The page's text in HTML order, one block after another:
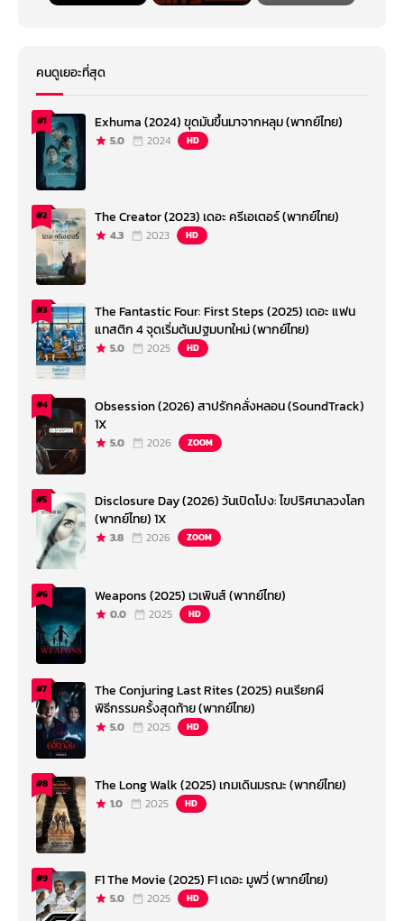
คนดูเยอะที่สุด
#1 Exhuma (2024) ขุดมันขึ้นมาจากหลุม (พากย์ไทย)
5.0 2024 HD
#2 The Creator (2023) เดอะ ครีเอเตอร์ (พากย์ไทย)
4.3 2023 HD
#3
The Fantastic Four: First Steps (2025) เดอะ แฟน
แทสติก 4 จุดเริ่มต้นปฐมบทใหม่ (พากย์ไทย)
5.0 2025 HD
#4
Obsession (2026) สาปรักคลั่งหลอน (SoundTrack)
1X
5.0 2026 ZOOM
#5
Disclosure Day (2026) วันเปิดโปง: ไขปริศนาลวงโลก
(พากย์ไทย) 1X
3.8 2026 ZOOM
#6 Weapons (2025) เวเพินส์ (พากย์ไทย)
0.0 2025 HD
#7
The Conjuring Last Rites (2025) คนเรียกผี
พิธีกรรมครั้งสุดท้าย (พากย์ไทย)
5.0 2025 HD
#8 The Long Walk (2025) เกมเดินมรณะ (พากย์ไทย)
1.0 2025 HD
#9 F1 The Movie (2025) F1 เดอะ มูฟวี่ (พากย์ไทย)
5.0 2025 HD